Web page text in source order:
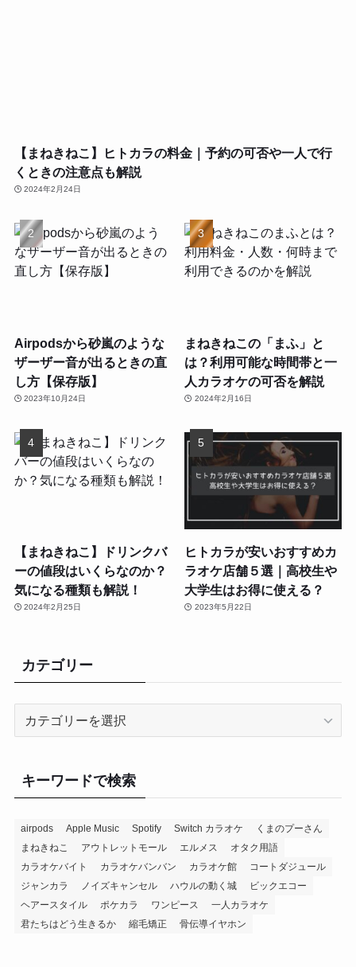
【まねきねこ】ヒトカラの料金｜予約の可否や一人で行
くときの注意点も解説
2024年2月24日
Airpodsから砂嵐のような
ザーザー音が出るときの直
し方【保存版】
2023年10月24日
まねきねこの「まふ」と
は？利用可能な時間帯と一
人カラオケの可否を解説
2024年2月16日
【まねきねこ】ドリンクバ
ーの値段はいくらなのか？
気になる種類も解説！
2024年2月25日
ヒトカラが安いおすすめカ
ラオケ店舗５選｜高校生や
大学生はお得に使える？
2023年5月22日
カテゴリー
キーワードで検索
airpods Apple Music Spotify Switch カラオケ
くまのプーさん
まねきねこ
アウトレットモール エルメス
オタク用語
カラオケバイト
カラオケバンバン カラオケ館
コートダジュール
ジャンカラ
ノイズキャンセル ハウルの動く城
ビックエコー
ヘアースタイル
ポケカラ ワンピース
一人カラオケ
君たちはどう生きるか
縮毛矯正 骨伝導イヤホン